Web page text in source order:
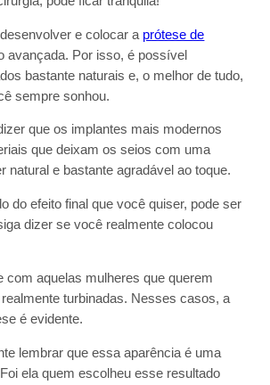
e colocar a prótese de
avançada. Por isso, é possível
bastante naturais e, o melhor de tudo,
sempre sonhou.
que os implantes mais modernos
que deixam os seios com uma
natural e bastante agradável ao toque.
do efeito final que você quiser, pode ser
dizer se você realmente colocou
com aquelas mulheres que querem
turbinadas. Nesses casos, a
é evidente.
lembrar que essa aparência é uma
ela quem escolheu esse resultado